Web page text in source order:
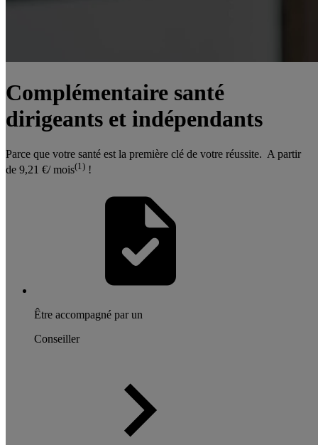
Complémentaire santé
dirigeants et indépendants
Parce que votre santé est la première clé de votre réussite. A partir
de 9,21 €/ mois(1) !
Être accompagné par un
Conseiller